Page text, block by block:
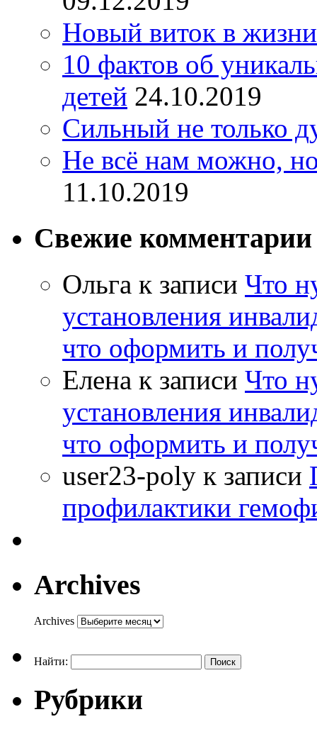
Новый виток в жизни
10 фактов об
детей 24.10.2019
Сильный не только
Не всё нам можно,
11.10.2019
Свежие комментарии
Ольга к записи Что
установления
что оформить и
Елена к записи Что
установления
что оформить и
user23-poly к записи
профилактики
Archives
Archives
Найти:
Рубрики